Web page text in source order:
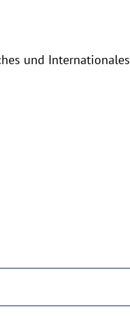
und Internationales